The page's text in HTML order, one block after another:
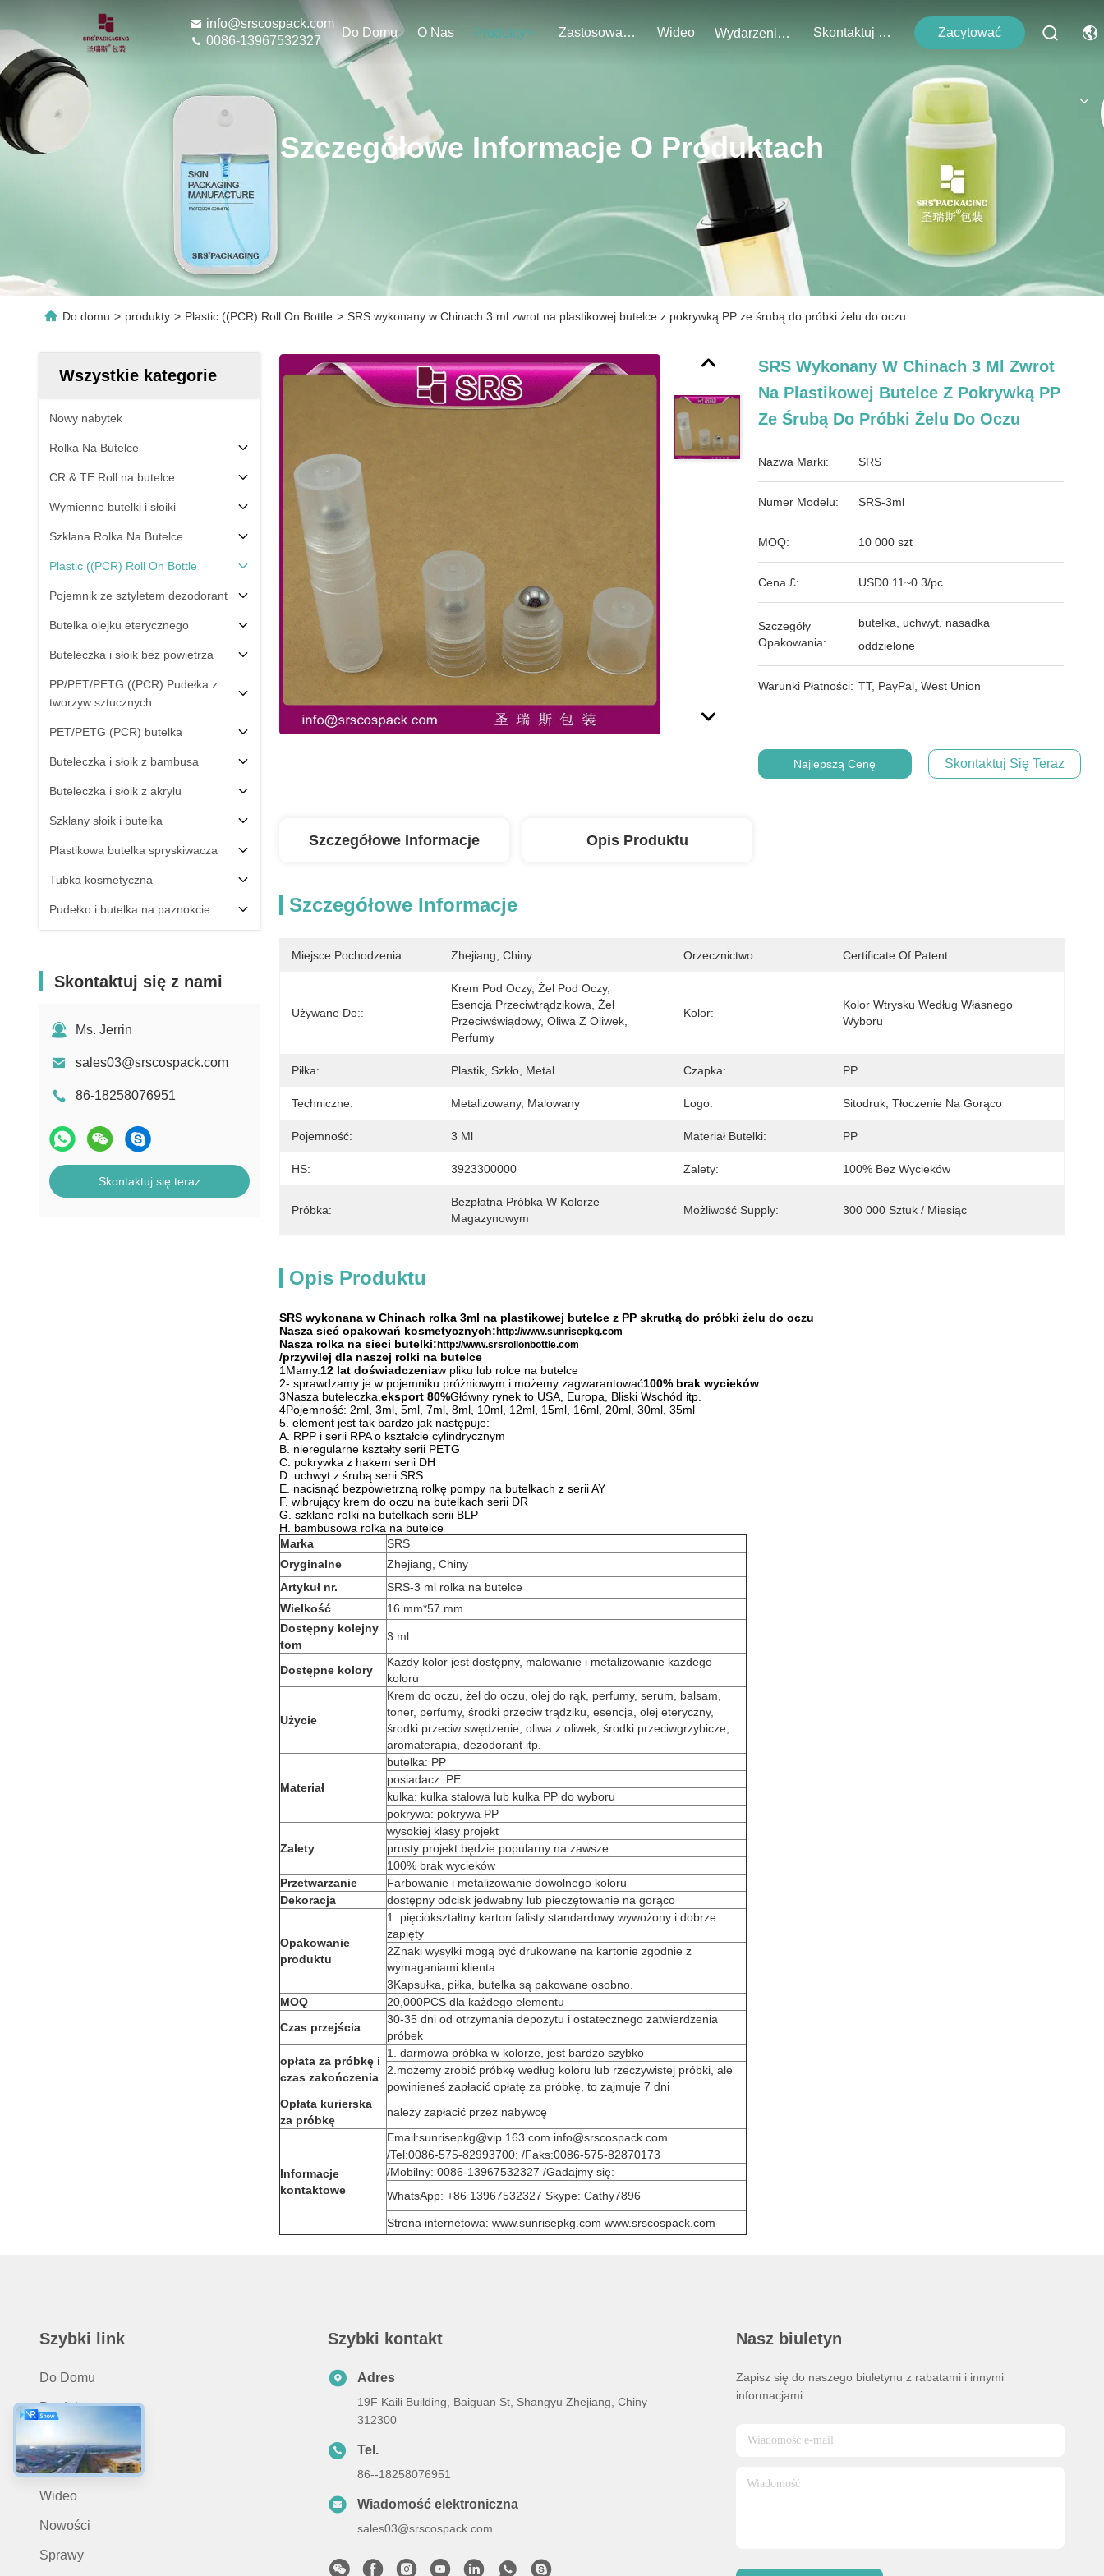
info@srscospack.com
0086-13967532327
Do Domu O Nas Produkty Zastosowanie Wideo Wydarzenia Skontaktuj Się Z Nami Zacytować
Szczegółowe Informacje O Produktach
Do domu > produkty > Plastic ((PCR) Roll On Bottle > SRS wykonany w Chinach 3 ml zwrot na plastikowej butelce z pokrywką PP ze śrubą do próbki żelu do oczu
Wszystkie kategorie
Nowy nabytek
Rolka Na Butelce
CR & TE Roll na butelce
Wymienne butelki i słoiki
Szklana Rolka Na Butelce
Plastic ((PCR) Roll On Bottle
Pojemnik ze sztyletem dezodorant
Butelka olejku eterycznego
Buteleczka i słoik bez powietrza
PP/PET/PETG ((PCR) Pudełka z
tworzyw sztucznych
PET/PETG (PCR) butelka
Buteleczka i słoik z bambusa
Buteleczka i słoik z akrylu
Szklany słoik i butelka
Plastikowa butelka spryskiwacza
Tubka kosmetyczna
Pudełko i butelka na paznokcie
Skontaktuj się z nami
Ms. Jerrin
sales03@srscospack.com
86-18258076951
Skontaktuj się teraz
SRS Wykonany W Chinach 3 Ml Zwrot
Na Plastikowej Butelce Z Pokrywką PP
Ze Śrubą Do Próbki Żelu Do Oczu
Nazwa Marki: SRS
Numer Modelu: SRS-3ml
MOQ: 10 000 szt
Cena £: USD0.11~0.3/pc
Szczegóły
Opakowania:
butelka, uchwyt, nasadka
oddzielone
Warunki Płatności: TT, PayPal, West Union
Najlepszą Cenę Skontaktuj Się Teraz
Szczegółowe Informacje Opis Produktu
Szczegółowe Informacje
Miejsce Pochodzenia: Zhejiang, Chiny Orzecznictwo: Certificate Of Patent
Używane Do::
Krem Pod Oczy, Żel Pod Oczy,
Esencja Przeciwtrądzikowa, Żel
Przeciwświądowy, Oliwa Z Oliwek,
Perfumy
Kolor:
Kolor Wtrysku Według Własnego
Wyboru
Piłka: Plastik, Szkło, Metal Czapka: PP
Techniczne: Metalizowany, Malowany Logo: Sitodruk, Tłoczenie Na Gorąco
Pojemność: 3 Ml Materiał Butelki: PP
HS: 3923300000 Zalety: 100% Bez Wycieków
Próbka:
Bezpłatna Próbka W Kolorze
Magazynowym
Możliwość Supply: 300 000 Sztuk / Miesiąc
Opis Produktu
SRS wykonana w Chinach rolka 3ml na plastikowej butelce z PP skrutką do próbki żelu do oczu
Nasza sieć opakowań kosmetycznych: http://www.sunrisepkg.com
Nasza rolka na sieci butelki: http://www.srsrollonbottle.com
/przywilej dla naszej rolki na butelce
1Mamy. 12 lat doświadczeniaw pliku lub rolce na butelce
2- sprawdzamy je w pojemniku próżniowym i możemy zagwarantować100% brak wycieków
3Nasza buteleczka. eksport 80%Główny rynek to USA, Europa, Bliski Wschód itp.
4Pojemność: 2ml, 3ml, 5ml, 7ml, 8ml, 10ml, 12ml, 15ml, 16ml, 20ml, 30ml, 35ml
5. element jest tak bardzo jak następuje:
A. RPP i serii RPA o kształcie cylindrycznym
B. nieregularne kształty serii PETG
C. pokrywka z hakem serii DH
D. uchwyt z śrubą serii SRS
E. nacisnąć bezpowietrzną rolkę pompy na butelkach z serii AY
F. wibrujący krem do oczu na butelkach serii DR
G. szklane rolki na butelkach serii BLP
H. bambusowa rolka na butelce
Marka
SRS
Oryginalne
Zhejiang, Chiny
Artykuł nr.
SRS-3 ml rolka na butelce
Wielkość
16 mm*57 mm
Dostępny kolejny
tom
3 ml
Dostępne kolory
Każdy kolor jest dostępny, malowanie i metalizowanie każdego
koloru
Użycie
Krem do oczu, żel do oczu, olej do rąk, perfumy, serum, balsam,
toner, perfumy, środki przeciw trądziku, esencja, olej eteryczny,
środki przeciw swędzenie, oliwa z oliwek, środki przeciwgrzybicze,
aromaterapia, dezodorant itp.
Materiał
butelka: PP
posiadacz: PE
kulka: kulka stalowa lub kulka PP do wyboru
pokrywa: pokrywa PP
Zalety
wysokiej klasy projekt
prosty projekt będzie popularny na zawsze.
100% brak wycieków
Przetwarzanie
Farbowanie i metalizowanie dowolnego koloru
Dekoracja
dostępny odcisk jedwabny lub pieczętowanie na gorąco
Opakowanie
produktu
1. pięciokształtny karton falisty standardowy wywożony i dobrze
zapięty
2Znaki wysyłki mogą być drukowane na kartonie zgodnie z
wymaganiami klienta.
3Kapsułka, piłka, butelka są pakowane osobno.
MOQ
20,000PCS dla każdego elementu
Czas przejścia
30-35 dni od otrzymania depozytu i ostatecznego zatwierdzenia
próbek
opłata za próbkę i
czas zakończenia
1. darmowa próbka w kolorze, jest bardzo szybko
2.możemy zrobić próbkę według koloru lub rzeczywistej próbki, ale
powinieneś zapłacić opłatę za próbkę, to zajmuje 7 dni
Opłata kurierska
za próbkę
należy zapłacić przez nabywcę
Informacje
kontaktowe
Email:sunrisepkg@vip.163.com info@srscospack.com
/Tel:0086-575-82993700; /Faks:0086-575-82870173
/Mobilny: 0086-13967532327 /Gadajmy się:
WhatsApp: +86 13967532327 Skype: Cathy7896
Strona internetowa: www.sunrisepkg.com www.srscospack.com
Szybki link
Do Domu
Produkty
Zastosowanie
Wideo
Nowości
Sprawy
Szybki kontakt
Adres
19F Kaili Building, Baiguan St, Shangyu Zhejiang, Chiny
312300
Tel.
86--18258076951
Wiadomość elektroniczna
sales03@srscospack.com
Nasz biuletyn
Zapisz się do naszego biuletynu z rabatami i innymi
informacjami.